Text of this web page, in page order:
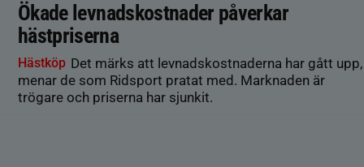
Ökade levnadskostnader påverkar
hästpriserna
Hästköp Det märks att levnadskostnaderna har gått upp,
menar de som Ridsport pratat med. Marknaden är
trögare och priserna har sjunkit.